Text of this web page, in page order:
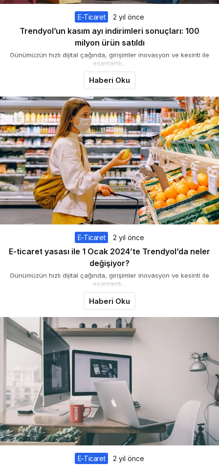
E-Ticaret 2 yıl önce
Trendyol’un kasım ayı indirimleri sonuçları: 100
milyon ürün satıldı
Günümüzün hızlı dijital çağında, girişimler inovasyon ve kesinti ile
eşanlamlı...
Haberi Oku
E-Ticaret 2 yıl önce
E-ticaret yasası ile 1 Ocak 2024’te Trendyol’da neler
değişiyor?
Günümüzün hızlı dijital çağında, girişimler inovasyon ve kesinti ile
eşanlamlı...
Haberi Oku
E-Ticaret 2 yıl önce